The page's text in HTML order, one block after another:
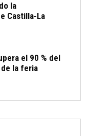
la
Castilla-La
el 90 % del
la feria